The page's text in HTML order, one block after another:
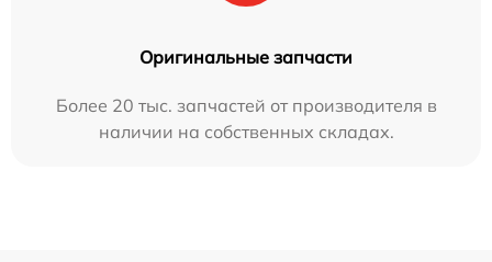
Оригинальные запчасти
Более 20 тыс. запчастей от производителя в
наличии на собственных складах.